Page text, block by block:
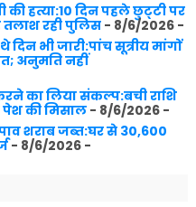
की हत्या:10 दिन पहले छुट्‌टी पर
रही पुलिस- 8/6/2026-
भी जारी:पांच सूत्रीय मांगों
अनुमति नहीं
का लिया संकल्प:बची राशि
पेश की मिसाल- 8/6/2026-
शराब जब्त:घर से 30,600
- 8/6/2026-